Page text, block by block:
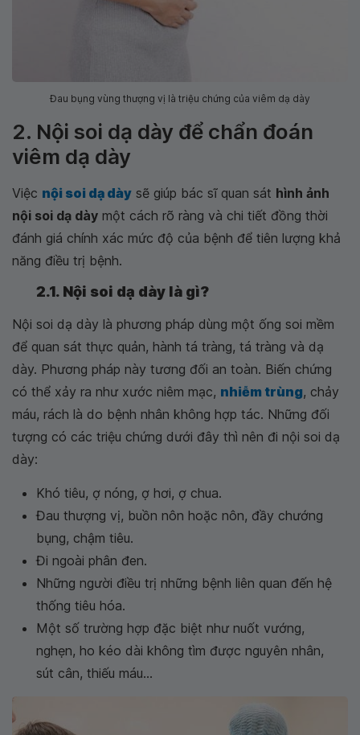
Đau bụng vùng thượng vị là triệu chứng của viêm dạ dày
2. Nội soi dạ dày để chẩn đoán
viêm dạ dày
Việc nội soi dạ dày sẽ giúp bác sĩ quan sát hình ảnh
nội soi dạ dày một cách rõ ràng và chi tiết đồng thời
đánh giá chính xác mức độ của bệnh để tiên lượng khả
năng điều trị bệnh.
2.1. Nội soi dạ dày là gì?
Nội soi dạ dày là phương pháp dùng một ống soi mềm
để quan sát thực quản, hành tá tràng, tá tràng và dạ
dày. Phương pháp này tương đối an toàn. Biến chứng
có thể xảy ra như xước niêm mạc, nhiễm trùng, chảy
máu, rách là do bệnh nhân không hợp tác. Những đối
tượng có các triệu chứng dưới đây thì nên đi nội soi dạ
dày:
Khó tiêu, ợ nóng, ợ hơi, ợ chua.
Đau thượng vị, buồn nôn hoặc nôn, đầy chướng
bụng, chậm tiêu.
Đi ngoài phân đen.
Những người điều trị những bệnh liên quan đến hệ
thống tiêu hóa.
Một số trường hợp đặc biệt như nuốt vướng,
nghẹn, ho kéo dài không tìm được nguyên nhân,
sút cân, thiếu máu...